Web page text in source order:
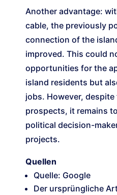
Another advantage:
cable, the previously
connection of the
improved. This could
opportunities for the
island residents but
jobs. However,
prospects, it remains
political decision-
projects.
Quellen
Quelle: Google
Der ursprüngliche